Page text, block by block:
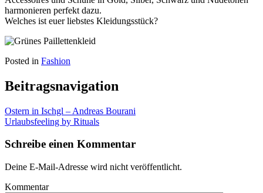
harmonieren perfekt dazu.
Welches ist euer liebstes Kleidungsstück?
Posted in Fashion
Beitragsnavigation
Ostern in Ischgl – Andreas Bourani
Urlaubsfeeling by Rituals
Schreibe einen Kommentar
Deine E-Mail-Adresse wird nicht veröffentlicht.
Kommentar